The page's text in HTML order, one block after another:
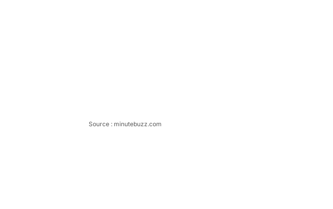
Source : minutebuzz.com